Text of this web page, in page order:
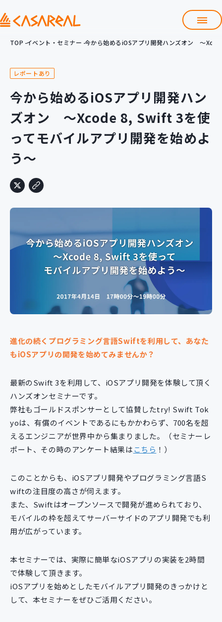
会社情報
サービス
プロダクト開発支援
クラウド導入支援 Git導入支援
システム構築支援
定型コース
新規開発サービス
パッケージ開発
イベント・セミナー
Contact
TOP イベント・セミナー 今から始めるiOSアプリ開発ハンズオン ～
レポートあり
今から始めるiOSアプリ開発ハン
ズオン ～Xcode 8, Swift 3を使
ってモバイルアプリ開発を始めよ
う～
進化の続くプログラミング言語Swiftを利用して、あなた
もiOSアプリの開発を始めてみませんか？
最新のSwift 3を利用して、iOSアプリ開発を体験して頂く
ハンズオンセミナーです。
弊社もゴールドスポンサーとして協賛したtry! Swift Tok
yoは、有償のイベントであるにもかかわらず、700名を超
えるエンジニアが世界中から集まりました。（セミナーレ
ポート、その時のアンケート結果はこちら ！）
このことからも、iOSアプリ開発やプログラミング言語S
wiftの注目度の高さが伺えます。
また、Swiftはオープンソースで開発が進められており、
モバイルの枠を超えてサーバーサイドのアプリ開発でも利
用が広がっています。
本セミナーでは、実際に簡単なiOSアプリの実装を2時間
で体験して頂きます。
iOSアプリを始めとしたモバイルアプリ開発のきっかけと
して、本セミナーをぜひご活用ください。